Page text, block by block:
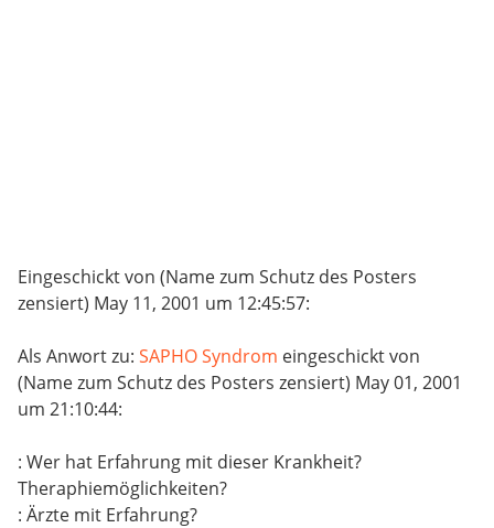
Eingeschickt von (Name zum Schutz des Posters
zensiert) May 11, 2001 um 12:45:57:
Als Anwort zu: SAPHO Syndrom eingeschickt von
(Name zum Schutz des Posters zensiert) May 01, 2001
um 21:10:44:
: Wer hat Erfahrung mit dieser Krankheit?
Theraphiemöglichkeiten?
: Ärzte mit Erfahrung?